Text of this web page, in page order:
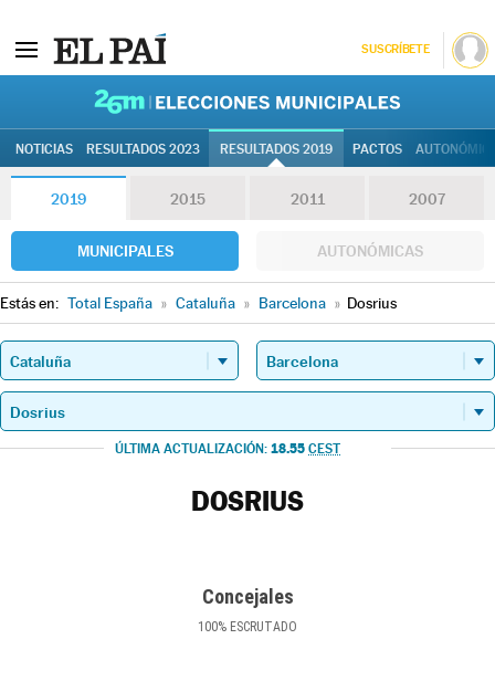
SUSCRÍBETE
NOTICIAS RESULTADOS 2023 RESULTADOS 2019 PACTOS
2019 2015 2011 2007
MUNICIPALES AUTONÓMICAS
Estás en: Total España » Cataluña » Barcelona » Dosrius
ÚLTIMA ACTUALIZACIÓN: 18.55 CEST
DOSRIUS
Concejales
100% ESCRUTADO